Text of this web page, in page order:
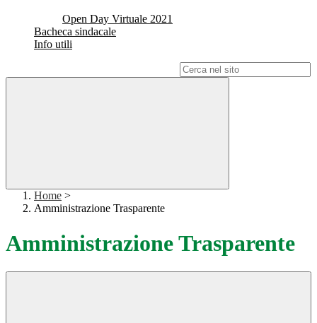
Open Day Virtuale 2021
Bacheca sindacale
Info utili
Home >
Amministrazione Trasparente
Amministrazione Trasparente